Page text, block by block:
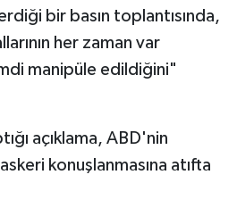
bir basın toplantısında,
her zaman var
manipüle edildiğini"
açıklama, ABD'nin
askeri konuşlanmasına atıfta